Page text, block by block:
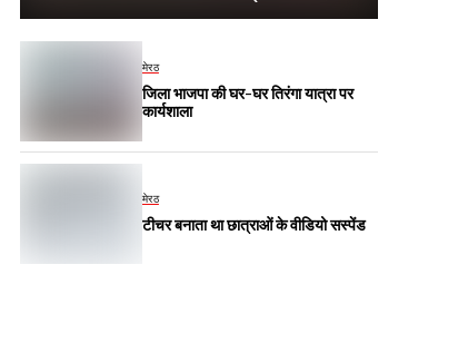
मेरठ
जिला भाजपा की घर-घर तिरंगा यात्रा पर
कार्यशाला
मेरठ
टीचर बनाता था छात्राओं के वीडियो सस्पेंड